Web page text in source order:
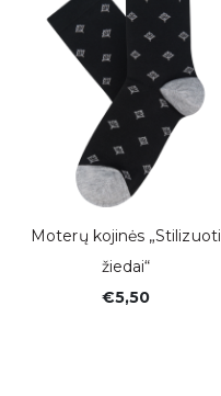
Moterų kojinės „Stilizuoti
žiedai“
€5,50